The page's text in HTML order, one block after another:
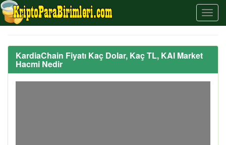
KardiaChain Fiyatı Kaç Dolar, Kaç TL, KAI Market
Hacmi Nedir